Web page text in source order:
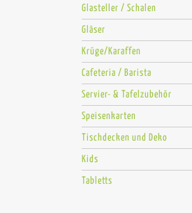
Glasteller / Schalen
Gläser
Krüge/Karaffen
Cafeteria / Barista
Servier- & Tafelzubehör
Speisenkarten
Tischdecken und Deko
Kids
Tabletts